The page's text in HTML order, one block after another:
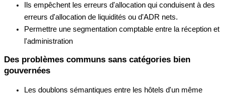
Ils empêchent les erreurs d'allocation qui conduisent à des
erreurs d'allocation de liquidités ou d'ADR nets.
Permettre une segmentation comptable entre la réception et
l'administration
Des problèmes communs sans catégories bien
gouvernées
Les doublons sémantiques entre les hôtels d'un même